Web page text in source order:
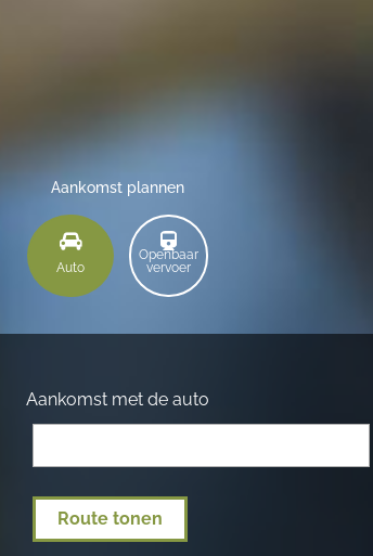
Aankomst plannen
Auto
Openbaar
vervoer
Aankomst met de auto
Route tonen